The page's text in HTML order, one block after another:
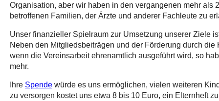
Organisation, aber wir haben in den vergangenen mehr als
betroffenen Familien, der Ärzte und anderer Fachleute zu
Unser finanzieller Spielraum zur Umsetzung unserer Ziele
Neben den Mitgliedsbeiträgen und der Förderung durch
wenn die Vereinsarbeit ehrenamtlich ausgeführt wird, so
mehr.
Ihre Spende würde es uns ermöglichen, vielen weiteren
zu versorgen kostet uns etwa 8 bis 10 Euro, ein Elternheft